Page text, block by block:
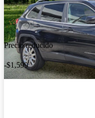
Precio reducido
-$1,599